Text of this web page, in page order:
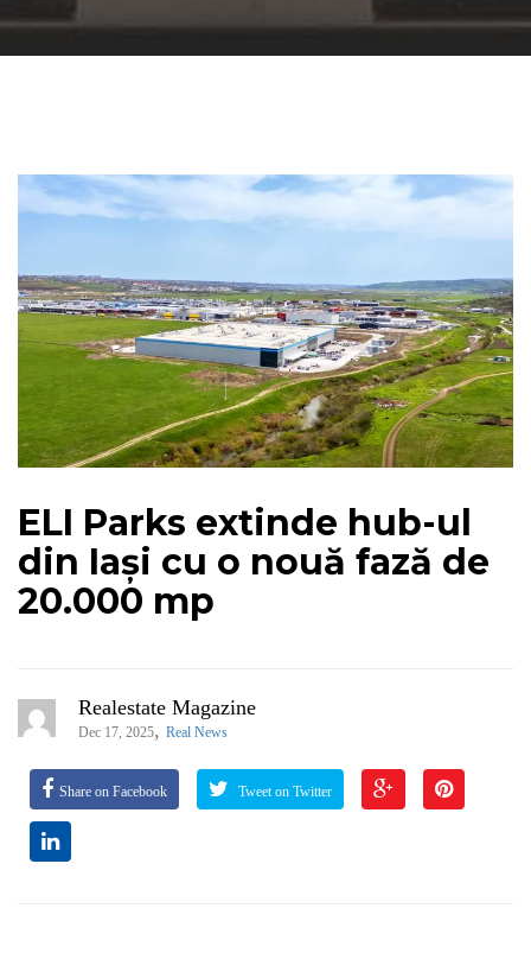
ELI Parks extinde hub-ul
din Iași cu o nouă fază de
20.000 mp
Realestate Magazine
Dec 17, 2025, Real News
Share on Facebook Tweet on Twitter